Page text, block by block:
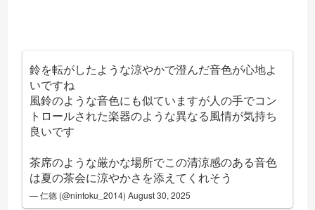
鈴を転がしたような涼やかで澄んだ音色が心地よ
いですね
風鈴のような音色にも似ていますが人の手でコン
トロールされた楽器のような異なる風情が気持ち
良いです
茶席のような厳かな場所でこの清涼感のある音色
は夏の茶会に涼やかさを添えてくれそう
— 仁徳 (@nintoku_2014)August 30, 2025